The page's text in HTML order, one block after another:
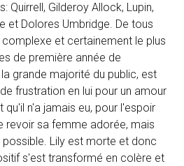
Quirrell, Gilderoy Allock, Lupin,
et Dolores Umbridge. De tous
complexe et certainement le plus
de première année de
grande majorité du public, est
frustration en lui pour un amour
qu'il n'a jamais eu, pour l'espoir
revoir sa femme adorée, mais
Lily est morte et donc
s'est transformé en colère et